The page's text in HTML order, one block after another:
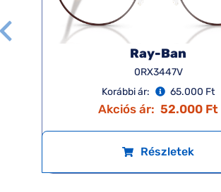
Ray-Ban
0RX3447V
Korábbi ár:
65.000 Ft
Akciós ár: 52.000 Ft
Részletek